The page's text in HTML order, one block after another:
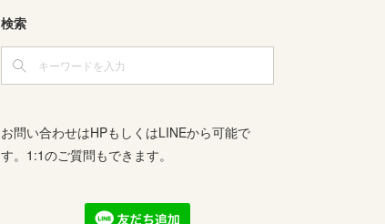
検索
お問い合わせはHPもしくはLINEから可能で
す。1:1のご質問もできます。